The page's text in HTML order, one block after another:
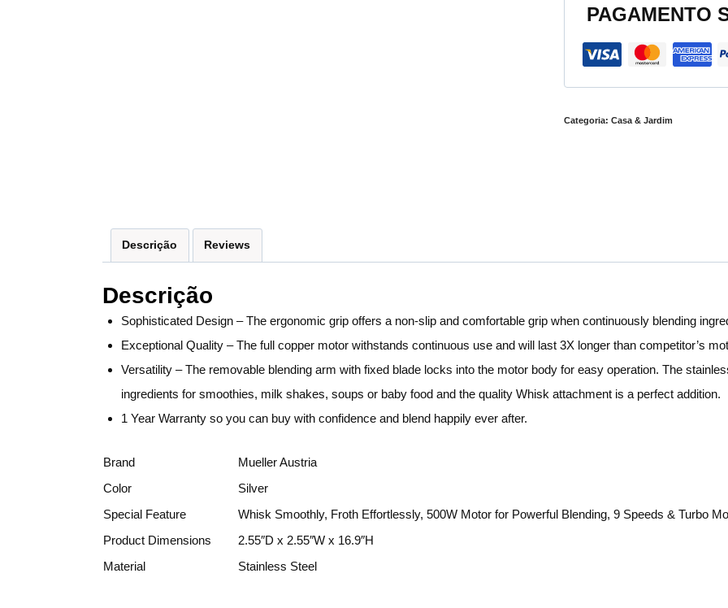
PAGAMENTO
Categoria: Casa & Jardim
Descrição Reviews
Descrição
Sophisticated Design – The ergonomic grip offers a non-slip and comfortable grip when continuously blending
Exceptional Quality – The full copper motor withstands continuous use and will last 3X longer than competitor’s
Versatility – The removable blending arm with fixed blade locks into the motor body for easy operation. The
ingredients for smoothies, milk shakes, soups or baby food and the quality Whisk attachment is a perfect addition.
1 Year Warranty so you can buy with confidence and blend happily ever after.
Brand
Mueller Austria
Color
Silver
Special Feature
Whisk Smoothly, Froth Effortlessly, 500W Motor for Powerful Blending, 9 Speeds & Turbo
Product Dimensions
2.55″D x 2.55″W x 16.9″H
Material
Stainless Steel